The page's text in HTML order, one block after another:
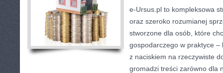
e-Ursus.pl to kompleksowa
oraz szeroko rozumianej
stworzone dla osób, które
gospodarczego w praktyce
z naciskiem na rzeczywiste
gromadzi treści zarówno dla